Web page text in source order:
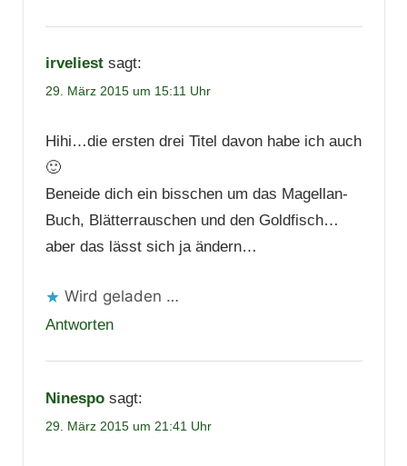
irveliest sagt:
29. März 2015 um 15:11 Uhr
Hihi…die ersten drei Titel davon habe ich auch
🙂
Beneide dich ein bisschen um das Magellan-
Buch, Blätterrauschen und den Goldfisch…
aber das lässt sich ja ändern…
Wird geladen …
Antworten
Ninespo sagt:
29. März 2015 um 21:41 Uhr